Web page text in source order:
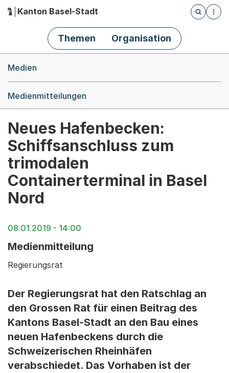
Hauptnavigation
Kanton Basel-Stadt
Öffnet
Themen Organisation
Medien
Medienmitteilungen
Neues Hafenbecken:
Schiffsanschluss zum
trimodalen
Containerterminal in Basel
Nord
08.01.2019 - 14:00
Medienmitteilung
Regierungsrat
Der Regierungsrat hat den Ratschlag an
den Grossen Rat für einen Beitrag des
Kantons Basel-Stadt an den Bau eines
neuen Hafenbeckens durch die
Schweizerischen Rheinhäfen
verabschiedet. Das Vorhaben ist der